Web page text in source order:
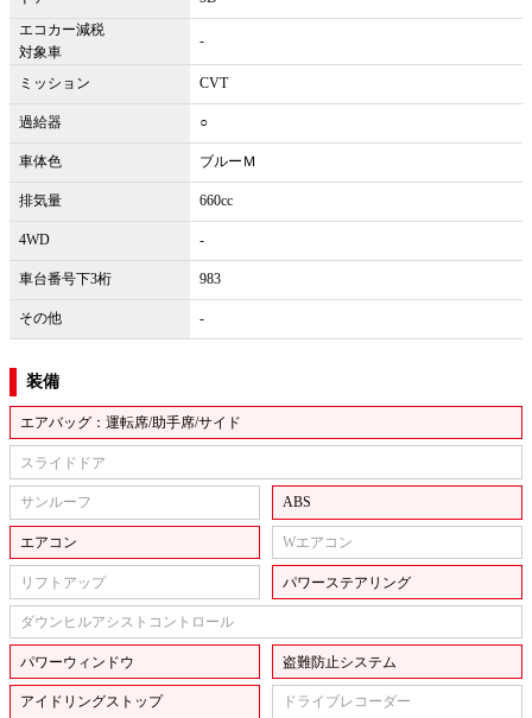
エコカー減税
対象車
-
ミッション CVT
過給器 ○
車体色 ブルーＭ
排気量 660cc
4WD -
車台番号下3桁 983
その他 -
装備
エアバッグ：運転席/助手席/サイド
スライドドア
サンルーフ ABS
エアコン Wエアコン
リフトアップ パワーステアリング
ダウンヒルアシストコントロール
パワーウィンドウ 盗難防止システム
アイドリングストップ ドライブレコーダー